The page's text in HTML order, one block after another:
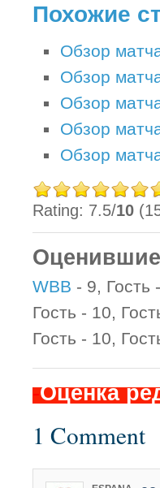
Похожие
Обзор
Обзор
Обзор
Обзор
Обзор
Rating: 7.5/10
WBB - 9, Гость
Гость - 10,
Гость - 10,
-Оценка
1 Comment